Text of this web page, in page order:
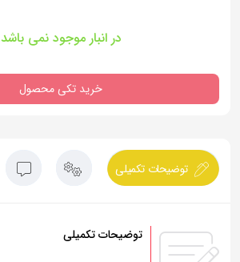
در انبار موجود نمی باشد
خرید تکی محصول
توضیحات تکمیلی
توضیحات تکمیلی